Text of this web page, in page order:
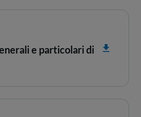
e particolari di